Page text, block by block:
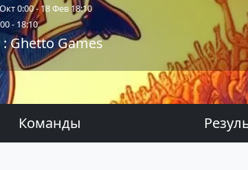
0:00 - 18 Фев 18:10
- 18:10
: Ghetto Games
Команды